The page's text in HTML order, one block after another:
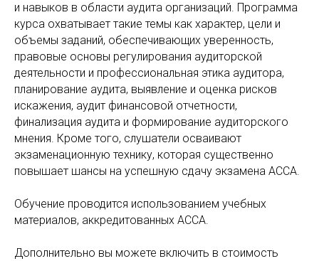
и навыков в области аудита организаций. Программа
курса охватывает такие темы как характер, цели и
объемы заданий, обеспечивающих уверенность,
правовые основы регулирования аудиторской
деятельности и профессиональная этика аудитора,
планирование аудита, выявление и оценка рисков
искажения, аудит финансовой отчетности,
финализация аудита и формирование аудиторского
мнения. Кроме того, слушатели осваивают
экзаменационную технику, которая существенно
повышает шансы на успешную сдачу экзамена АССА.
Обучение проводится использованием учебных
материалов, аккредитованных АССА.
Дополнительно вы можете включить в стоимость